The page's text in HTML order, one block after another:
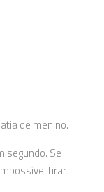
de menino.
segundo. Se
tirar